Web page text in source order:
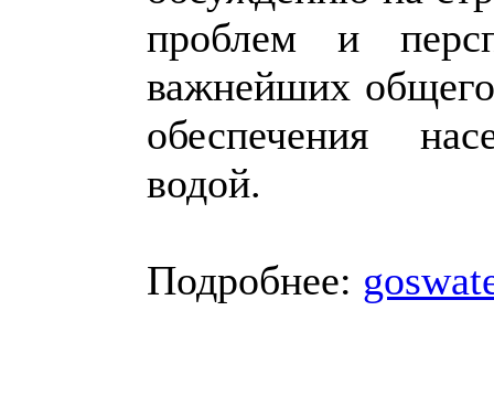
проблем и
важнейших
обеспечения
водой.
Подробнее: